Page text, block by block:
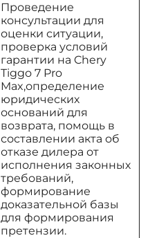
Проведение
консультации для
оценки ситуации,
проверка условий
гарантии на Chery
Tiggo 7 Pro
Max,определение
юридических
оснований для
возврата, помощь в
составлении акта об
отказе дилера от
исполнения законных
требований,
формирование
доказательной базы
для формирования
претензии.